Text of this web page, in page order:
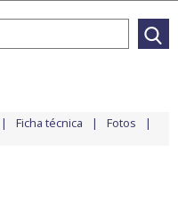
Ficha técnica Fotos